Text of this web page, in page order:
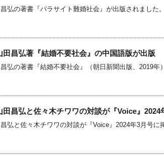
昌弘著『結婚不要社会』の中国語版が出版
昌弘と佐々木チワワの対談が『Voice』2024